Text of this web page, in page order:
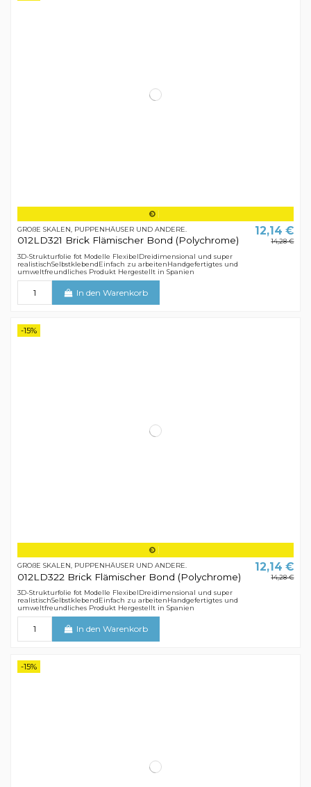
GROßE SKALEN, PUPPENHÄUSER UND ANDERE.
012LD321 Brick Flämischer Bond (Polychrome)
12,14 €
14,28 €
3D-Strukturfolie fot Modelle FlexibelDreidimensional und super
realistischSelbstklebendEinfach zu arbeitenHandgefertigtes und
umweltfreundliches Produkt Hergestellt in Spanien
In den Warenkorb
-15%
GROßE SKALEN, PUPPENHÄUSER UND ANDERE.
012LD322 Brick Flämischer Bond (Polychrome)
12,14 €
14,28 €
3D-Strukturfolie fot Modelle FlexibelDreidimensional und super
realistischSelbstklebendEinfach zu arbeitenHandgefertigtes und
umweltfreundliches Produkt Hergestellt in Spanien
In den Warenkorb
-15%